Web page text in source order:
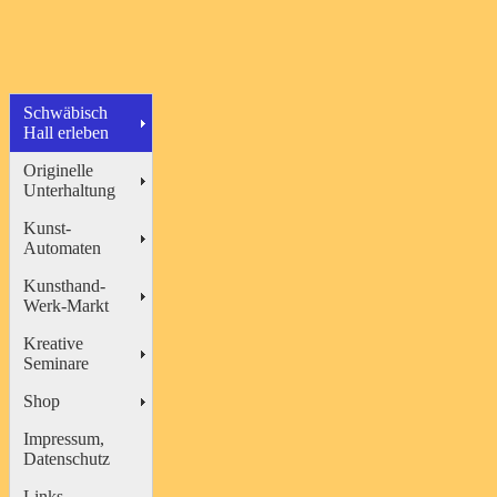
Schwäbisch
Hall erleben
Originelle
Unterhaltung
Kunst-
Automaten
Kunsthand-
Werk-Markt
Kreative
Seminare
Shop
Impressum,
Datenschutz